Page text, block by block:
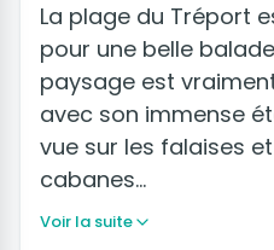
La plage du Tréport
pour une belle
paysage est
avec son immense
vue sur les falaises
cabanes…
Voir la suite